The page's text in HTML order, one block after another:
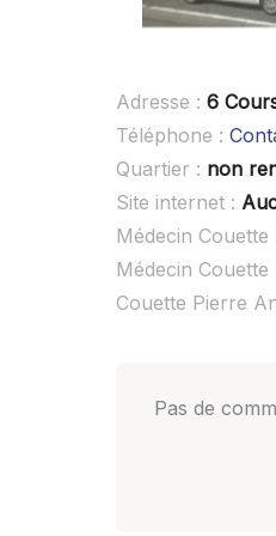
Adresse : 6
Téléphone :
Quartier : non
Site internet :
Médecin
Médecin
Couette Pierre
Pas de